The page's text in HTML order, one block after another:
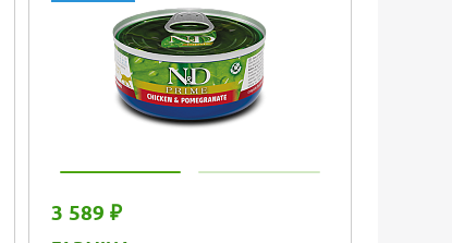
3 589 ₽